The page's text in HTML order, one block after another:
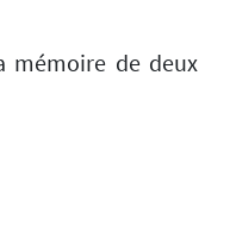
mémoire de deux